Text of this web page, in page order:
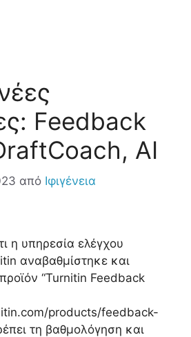
Feedback
AI
από Ιφιγένεια
η υπηρεσία ελέγχου
αναβαθμίστηκε και
“Turnitin Feedback
products/feedback-
τη βαθμολόγηση και